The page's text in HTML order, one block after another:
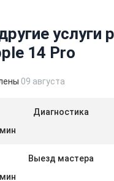
услуги
14 Pro
09 августа
Диагностика
Выезд мастера